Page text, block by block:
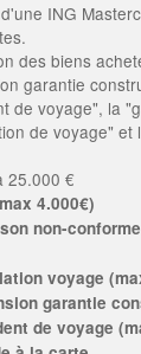
ING
des biens
garantie
de voyage", la
de voyage"
25.000 €
4.000€)
non-
voyage
garantie
de voyage